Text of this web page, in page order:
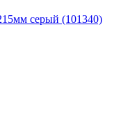
серый (101340)